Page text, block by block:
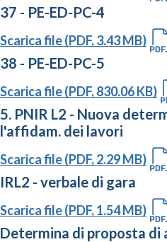
37 - PE-ED-PC-4
Scarica file (PDF, 3.43 MB)
38 - PE-ED-PC-5
Scarica file (PDF, 830.06 KB)
5. PNIR L2 - Nuova
l'affidam. dei lavori
Scarica file (PDF, 2.29 MB)
IRL2 - verbale di gara
Scarica file (PDF, 1.54 MB)
Determina di proposta di